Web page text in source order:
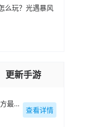
么玩？光遇暴风
更新手游
战场指挥家官方最新版
查看详情